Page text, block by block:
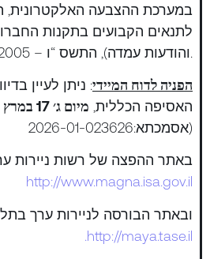
במערכת ההצבעה האלקטרונית,
לתנאים הקבועים בתקנות
והודעות עמדה), התשס “ו – 2005.
הפניה לדוח המיידי: ניתן לעיין
האסיפה הכללית, מיום ג׳ 17 במרץ
אסמכתא:2026-01-023626)
באתר ההפצה של רשות ניירות
http://www.magna.isa.gov.il
ובאתר הבורסה לניירות ערך
http://maya.tase.il.